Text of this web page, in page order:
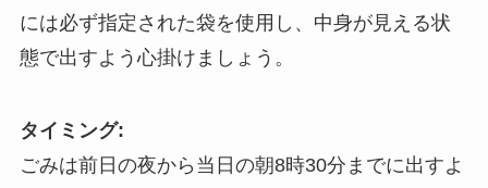
には必ず指定された袋を使用し、中身が見える状
態で出すよう心掛けましょう。
タイミング:
ごみは前日の夜から当日の朝8時30分までに出すよ